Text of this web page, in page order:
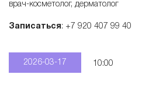
врач-косметолог, дерматолог
Записаться: +7 920 407 99 40
2026-03-17 10:00